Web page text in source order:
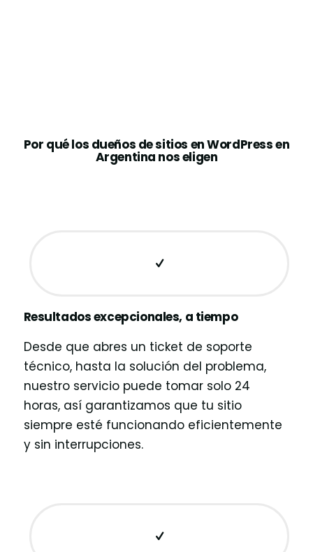
Por qué los dueños de sitios en WordPress en
Argentina nos eligen
Resultados excepcionales, a tiempo
Desde que abres un ticket de soporte
técnico, hasta la solución del problema,
nuestro servicio puede tomar solo 24
horas, así garantizamos que tu sitio
siempre esté funcionando eficientemente
y sin interrupciones.